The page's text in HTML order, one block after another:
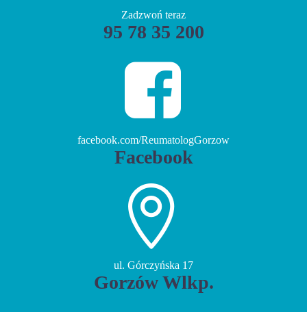
Zadzwoń teraz
95 78 35 200


facebook.com/ReumatologGorzow
Facebook


ul. Górczyńska 17
Gorzów Wlkp.